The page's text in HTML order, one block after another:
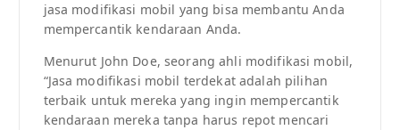
jasa modifikasi mobil yang bisa membantu Anda
mempercantik kendaraan Anda.
Menurut John Doe, seorang ahli modifikasi mobil,
“Jasa modifikasi mobil terdekat adalah pilihan
terbaik untuk mereka yang ingin mempercantik
kendaraan mereka tanpa harus repot mencari